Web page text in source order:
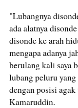
"Lubangnya
ada alatnya
disonde ke arah
mengapa adanya
berulang kali saya
lubang peluru
dengan posisi
Kamaruddin.